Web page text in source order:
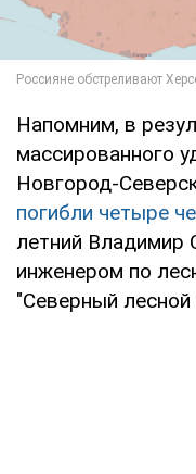
Напомним, в
массированного
Новгород-
погибли четыре
летний Владимир
инженером по
"Северный лесной